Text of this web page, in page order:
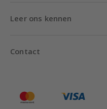
Leer ons kennen
Contact